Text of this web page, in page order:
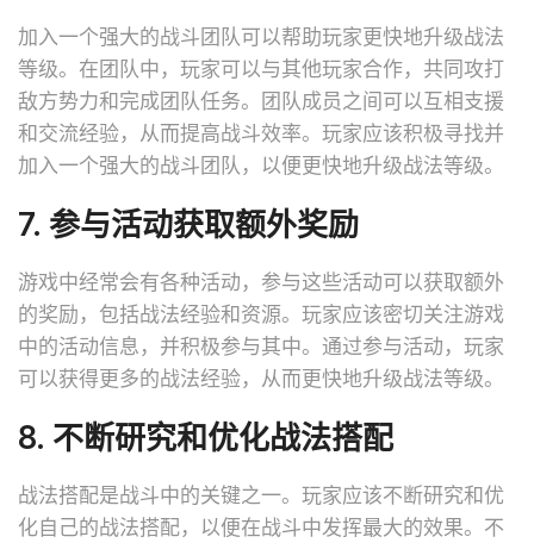
加入一个强大的战斗团队可以帮助玩家更快地升级战法
等级。在团队中，玩家可以与其他玩家合作，共同攻打
敌方势力和完成团队任务。团队成员之间可以互相支援
和交流经验，从而提高战斗效率。玩家应该积极寻找并
加入一个强大的战斗团队，以便更快地升级战法等级。
7. 参与活动获取额外奖励
游戏中经常会有各种活动，参与这些活动可以获取额外
的奖励，包括战法经验和资源。玩家应该密切关注游戏
中的活动信息，并积极参与其中。通过参与活动，玩家
可以获得更多的战法经验，从而更快地升级战法等级。
8. 不断研究和优化战法搭配
战法搭配是战斗中的关键之一。玩家应该不断研究和优
化自己的战法搭配，以便在战斗中发挥最大的效果。不